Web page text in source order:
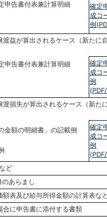
申告書付表兼計算明細
確定
成コ
例
渡益が算出されるケース（新たに
申告書付表兼計算明細
確定
成コ
例
渡損失が算出されるケース（新た
金額の明細書」の記載例
確定
成コ
例
ど
あらまし
表及び給与所得金額の計算表な
に申告書に添付する書類